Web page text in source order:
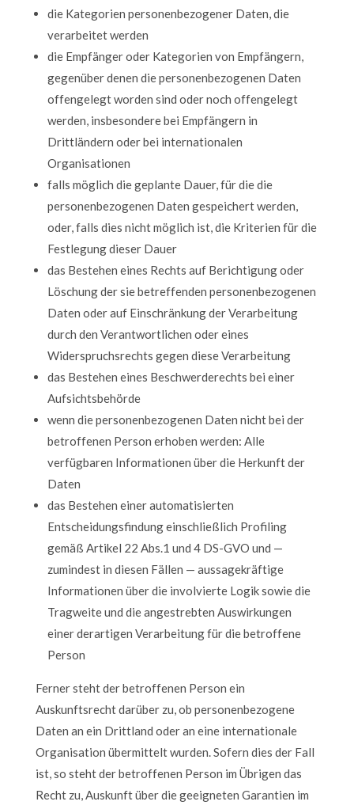
die Kategorien personenbezogener Daten, die
verarbeitet werden
die Empfänger oder Kategorien von Empfängern,
gegenüber denen die personenbezogenen Daten
offengelegt worden sind oder noch offengelegt
werden, insbesondere bei Empfängern in
Drittländern oder bei internationalen
Organisationen
falls möglich die geplante Dauer, für die die
personenbezogenen Daten gespeichert werden,
oder, falls dies nicht möglich ist, die Kriterien für die
Festlegung dieser Dauer
das Bestehen eines Rechts auf Berichtigung oder
Löschung der sie betreffenden personenbezogenen
Daten oder auf Einschränkung der Verarbeitung
durch den Verantwortlichen oder eines
Widerspruchsrechts gegen diese Verarbeitung
das Bestehen eines Beschwerderechts bei einer
Aufsichtsbehörde
wenn die personenbezogenen Daten nicht bei der
betroffenen Person erhoben werden: Alle
verfügbaren Informationen über die Herkunft der
Daten
das Bestehen einer automatisierten
Entscheidungsfindung einschließlich Profiling
gemäß Artikel 22 Abs.1 und 4 DS-GVO und —
zumindest in diesen Fällen — aussagekräftige
Informationen über die involvierte Logik sowie die
Tragweite und die angestrebten Auswirkungen
einer derartigen Verarbeitung für die betroffene
Person
Ferner steht der betroffenen Person ein
Auskunftsrecht darüber zu, ob personenbezogene
Daten an ein Drittland oder an eine internationale
Organisation übermittelt wurden. Sofern dies der Fall
ist, so steht der betroffenen Person im Übrigen das
Recht zu, Auskunft über die geeigneten Garantien im